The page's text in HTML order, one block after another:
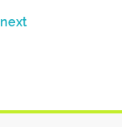
next